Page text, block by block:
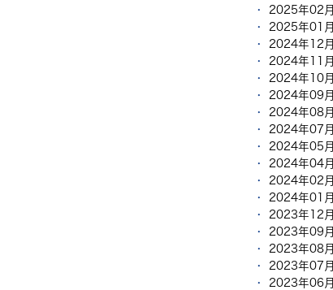
2025年02月
2025年01月
2024年12月
2024年11月
2024年10月
2024年09月
2024年08月
2024年07月
2024年05月
2024年04月
2024年02月
2024年01月
2023年12月
2023年09月
2023年08月
2023年07月
2023年06月